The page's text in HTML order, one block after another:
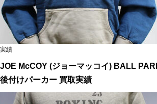
実績
JOE McCOY (ジョーマッコイ) BALL
後付けパーカー 買取実績